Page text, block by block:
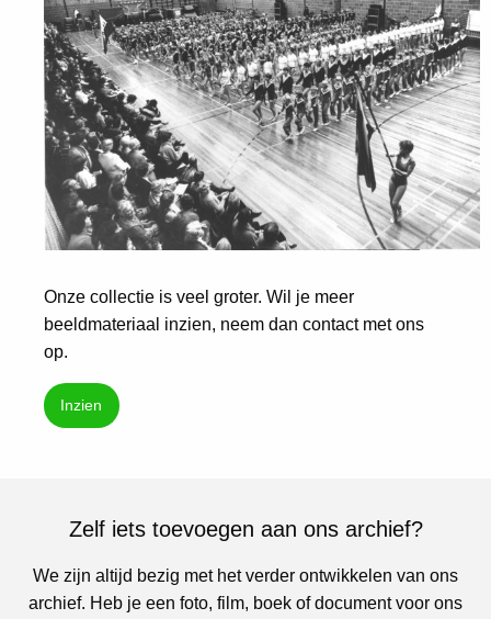
Onze collectie is veel groter. Wil je meer
beeldmateriaal inzien, neem dan contact met ons
op.
Inzien
Zelf iets toevoegen aan ons archief?
We zijn altijd bezig met het verder ontwikkelen van ons
archief. Heb je een foto, film, boek of document voor ons